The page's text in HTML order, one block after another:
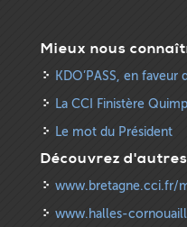
Mieux nous
KDO’PASS, en
La CCI Finistère
Le mot du Président
Découvrez
www.bretagne.cci.fr/
www.halles-